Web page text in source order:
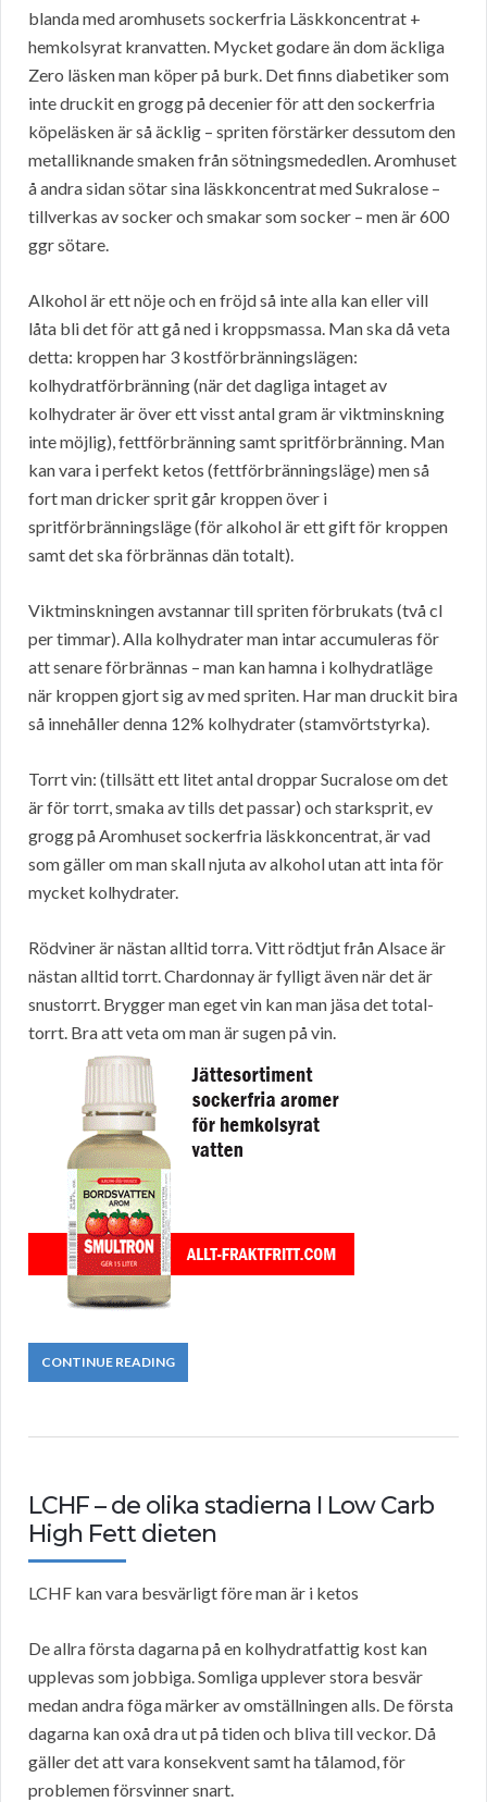
blanda med aromhusets sockerfria Läskkoncentrat +
hemkolsyrat kranvatten. Mycket godare än dom äckliga
Zero läsken man köper på burk. Det finns diabetiker som
inte druckit en grogg på decenier för att den sockerfria
köpeläsken är så äcklig – spriten förstärker dessutom den
metalliknande smaken från sötningsmededlen. Aromhuset
å andra sidan sötar sina läskkoncentrat med Sukralose –
tillverkas av socker och smakar som socker – men är 600
ggr sötare.
Alkohol är ett nöje och en fröjd så inte alla kan eller vill
låta bli det för att gå ned i kroppsmassa. Man ska då veta
detta: kroppen har 3 kostförbränningslägen:
kolhydratförbränning (när det dagliga intaget av
kolhydrater är över ett visst antal gram är viktminskning
inte möjlig), fettförbränning samt spritförbränning. Man
kan vara i perfekt ketos (fettförbränningsläge) men så
fort man dricker sprit går kroppen över i
spritförbränningsläge (för alkohol är ett gift för kroppen
samt det ska förbrännas dän totalt).
Viktminskningen avstannar till spriten förbrukats (två cl
per timmar). Alla kolhydrater man intar accumuleras för
att senare förbrännas – man kan hamna i kolhydratläge
när kroppen gjort sig av med spriten. Har man druckit bira
så innehåller denna 12% kolhydrater (stamvörtstyrka).
Torrt vin: (tillsätt ett litet antal droppar Sucralose om det
är för torrt, smaka av tills det passar) och starksprit, ev
grogg på Aromhuset sockerfria läskkoncentrat, är vad
som gäller om man skall njuta av alkohol utan att inta för
mycket kolhydrater.
Rödviner är nästan alltid torra. Vitt rödtjut från Alsace är
nästan alltid torrt. Chardonnay är fylligt även när det är
snustorrt. Brygger man eget vin kan man jäsa det total-
torrt. Bra att veta om man är sugen på vin.
CONTINUE READING
LCHF – de olika stadierna I Low Carb
High Fett dieten
LCHF kan vara besvärligt före man är i ketos
De allra första dagarna på en kolhydratfattig kost kan
upplevas som jobbiga. Somliga upplever stora besvär
medan andra föga märker av omställningen alls. De första
dagarna kan oxå dra ut på tiden och bliva till veckor. Då
gäller det att vara konsekvent samt ha tålamod, för
problemen försvinner snart.